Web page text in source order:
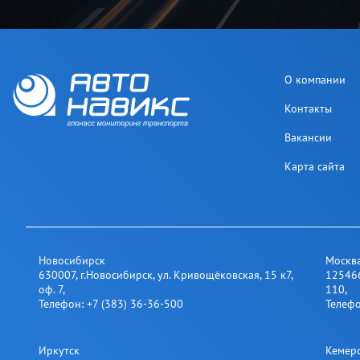
О компании
Контакты
Вакансии
Карта сайта
Новосибирск
630007, г.Новосибирск,ул. Кривощёковская, 15 к7,
оф. 7,
Телефон: +7 (383) 36-36-500
110,
Иркутск